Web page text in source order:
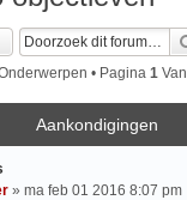
• Pagina 1 Van
Aankondigingen
» ma feb 01 2016 8:07 pm